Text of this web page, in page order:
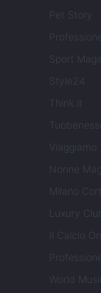
Pet Story
Sport
Style24
Think.it
Viaggiamo
Nonne
Milano
Luxury Club
Il Calcio
World Music